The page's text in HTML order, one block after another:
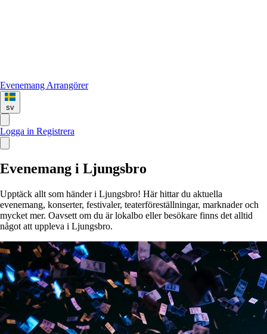
Evenemang Arrangörer
sv
Logga in Registrera
Evenemang i Ljungsbro
Upptäck allt som händer i Ljungsbro! Här hittar du aktuella
evenemang, konserter, festivaler, teaterföreställningar, marknader och
mycket mer. Oavsett om du är lokalbo eller besökare finns det alltid
något att uppleva i Ljungsbro.